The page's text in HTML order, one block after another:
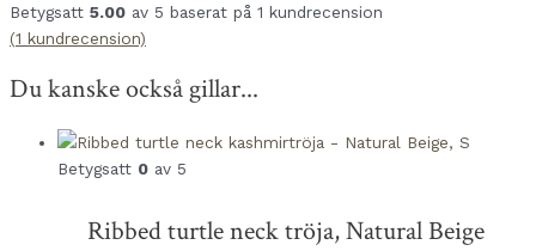
Betygsatt 5.00 av 5 baserat på 1 kundrecension
(1 kundrecension)
Du kanske också gillar...
Betygsatt 0 av 5
Ribbed turtle neck tröja, Natural Beige